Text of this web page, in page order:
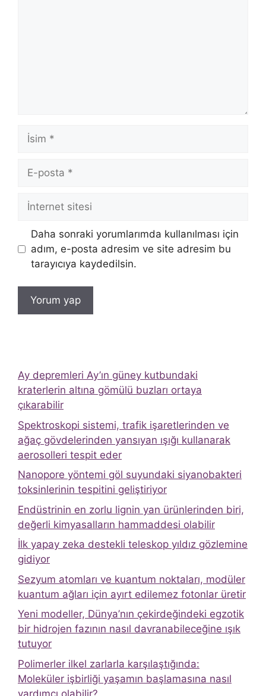
İsim
posta
İnternet
sitesi
Daha sonraki yorumlarımda kullanılması için
adım, e-posta adresim ve site adresim bu
tarayıcıya kaydedilsin.
Ay depremleri Ay’ın güney kutbundaki
kraterlerin altına gömülü buzları ortaya
çıkarabilir
Spektroskopi sistemi, trafik işaretlerinden ve
ağaç gövdelerinden yansıyan ışığı kullanarak
aerosolleri tespit eder
Nanopore yöntemi göl suyundaki siyanobakteri
toksinlerinin tespitini geliştiriyor
Endüstrinin en zorlu lignin yan ürünlerinden biri,
değerli kimyasalların hammaddesi olabilir
İlk yapay zeka destekli teleskop yıldız gözlemine
gidiyor
Sezyum atomları ve kuantum noktaları, modüler
kuantum ağları için ayırt edilemez fotonlar üretir
Yeni modeller, Dünya’nın çekirdeğindeki egzotik
bir hidrojen fazının nasıl davranabileceğine ışık
tutuyor
Polimerler ilkel zarlarla karşılaştığında:
Moleküler işbirliği yaşamın başlamasına nasıl
yardımcı olabilir?